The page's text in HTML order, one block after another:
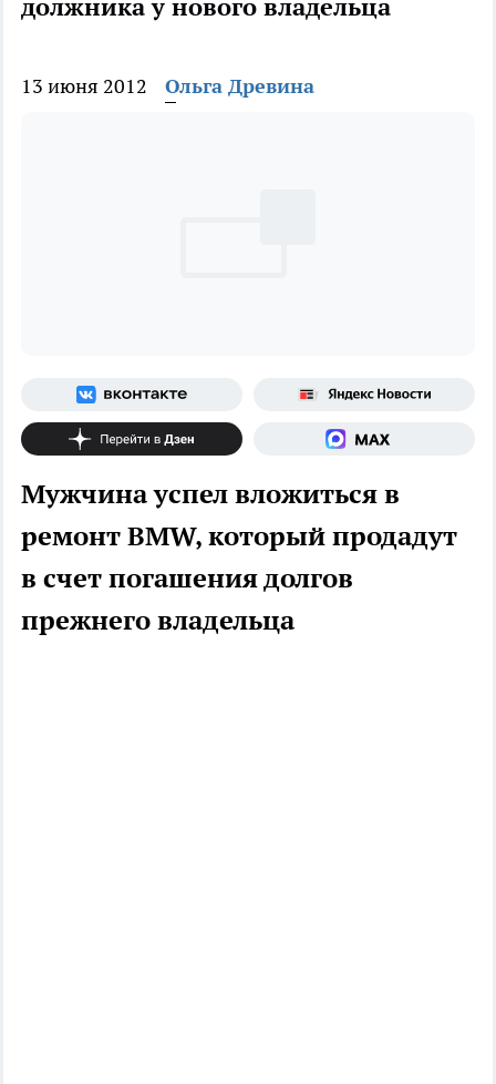
должника у нового владельца
13 июня 2012 Ольга Древина
Мужчина успел вложиться в
ремонт ВMW, который продадут
в счет погашения долгов
прежнего владельца